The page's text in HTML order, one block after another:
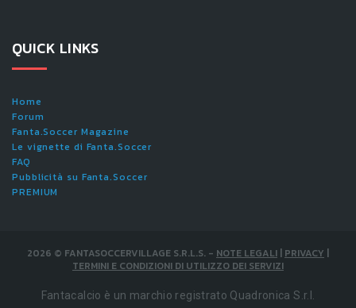
QUICK LINKS
Home
Forum
Fanta.Soccer Magazine
Le vignette di Fanta.Soccer
FAQ
Pubblicità su Fanta.Soccer
PREMIUM
2026 © FANTASOCCERVILLAGE S.R.L.S. - NOTE LEGALI | PRIVACY |
TERMINI E CONDIZIONI DI UTILIZZO DEI SERVIZI
Fantacalcio è un marchio registrato Quadronica S.r.l.